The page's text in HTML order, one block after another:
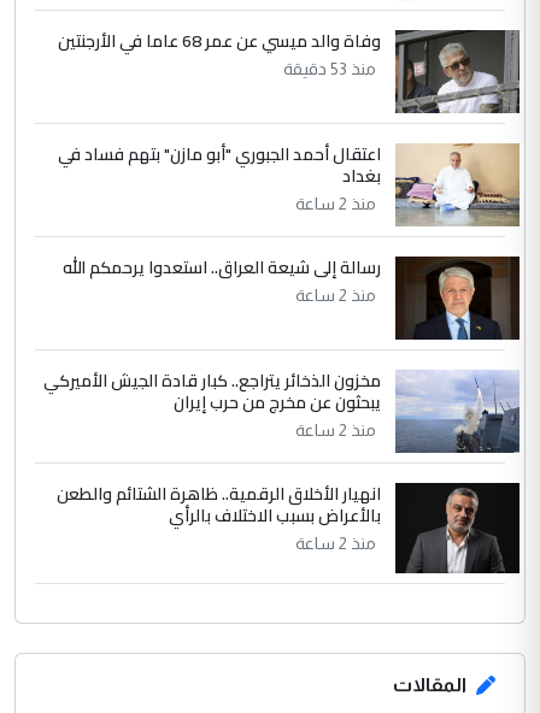
5 سردار
التعليق : واحد من عصابة علي ماما يسقط
جنسية الرافد الثالث للعراق ومن اصول عريقة
الموضوع :
الجواهري يرد على صدام حسين سل
مضجعيك يابن الزنا (نص كامل)
وفاة والد ميسي عن عمر 68 عاما في الأرجنتين
منذ 53 دقيقة
اعتقال أحمد الجبوري "أبو مازن" بتهم فساد في
بغداد
منذ 2 ساعة
رسالة إلى شيعة العراق.. استعدوا يرحمكم الله
منذ 2 ساعة
مخزون الذخائر يتراجع.. كبار قادة الجيش الأميركي
يبحثون عن مخرج من حرب إيران
منذ 2 ساعة
انهيار الأخلاق الرقمية.. ظاهرة الشتائم والطعن
بالأعراض بسبب الاختلاف بالرأي
منذ 2 ساعة
المقالات